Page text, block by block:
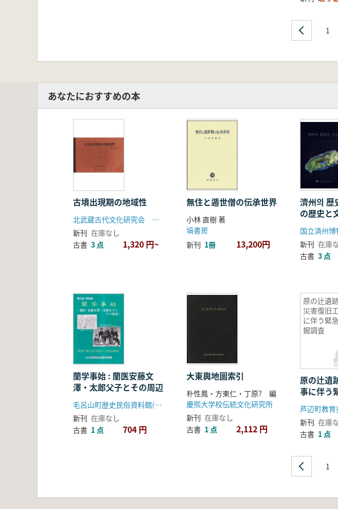
1
あなたにおすすめの本
古墳出現期の地域性
北武蔵古代文化研究会 群馬県考古学談話会 千曲川水系古代文化研究所
新刊 在庫なし
古書 3 点 1,320 円~
無住と遁世僧の伝承世界
小林 直樹 著
塙書房
新刊 1冊 13,200円
濟州의 歷
の歴史と
国立済州博
新刊 在庫
古書 3 点
蘭学事始 : 蘭医安藤文
澤・太郎父子とその周辺
毛呂山町歴史民俗資料館(埼玉県)
新刊 在庫なし
古書 1 点 704 円
大東輿地圖索引
朴性鳳・方東仁・丁原? 編
慶煕大学校伝統文化研究所
新刊 在庫なし
古書 1 点 2,112 円
原の辻遺
災害復旧
に伴う緊
掘調査
原の辻遺
事に伴う
芦辺町教育
新刊 在庫
古書 1 点
1